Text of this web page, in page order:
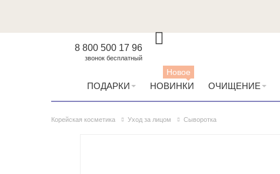
8 800 500 17 96
звонок бесплатный
ПОДАРКИ НОВИНКИ
Новое
ОЧИЩЕНИЕ
Корейская косметика Уход за лицом Сыворотка